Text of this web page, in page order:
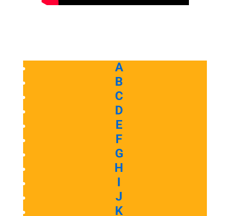
A
B
C
D
E
F
G
H
I
J
K